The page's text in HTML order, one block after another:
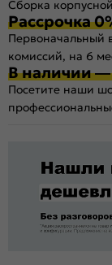
Сборка
Рассрочка
Первоначальный
комиссий, на 6
В наличии —
Посетите наши